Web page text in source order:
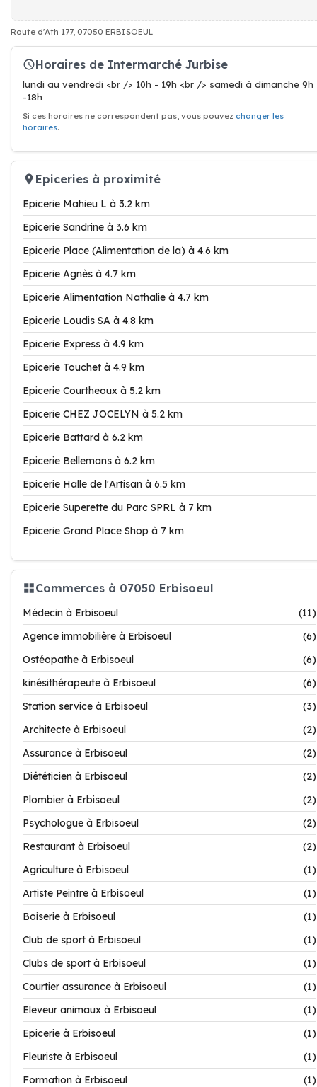
Route d'Ath 177, 07050 ERBISOEUL
Horaires de Intermarché Jurbise
lundi au vendredi <br /> 10h - 19h <br /> samedi à dimanche 9h
-18h
Si ces horaires ne correspondent pas, vous pouvez changer les
horaires.
Epiceries à proximité
Epicerie Mahieu L à 3.2 km
Epicerie Sandrine à 3.6 km
Epicerie Place (Alimentation de la) à 4.6 km
Epicerie Agnès à 4.7 km
Epicerie Alimentation Nathalie à 4.7 km
Epicerie Loudis SA à 4.8 km
Epicerie Express à 4.9 km
Epicerie Touchet à 4.9 km
Epicerie Courtheoux à 5.2 km
Epicerie CHEZ JOCELYN à 5.2 km
Epicerie Battard à 6.2 km
Epicerie Bellemans à 6.2 km
Epicerie Halle de l'Artisan à 6.5 km
Epicerie Superette du Parc SPRL à 7 km
Epicerie Grand Place Shop à 7 km
Commerces à 07050 Erbisoeul
Médecin à Erbisoeul
(11)
Agence immobilière à Erbisoeul
(6)
Ostéopathe à Erbisoeul
(6)
kinésithérapeute à Erbisoeul
(6)
Station service à Erbisoeul
(3)
Architecte à Erbisoeul
(2)
Assurance à Erbisoeul
(2)
Diététicien à Erbisoeul
(2)
Plombier à Erbisoeul
(2)
Psychologue à Erbisoeul
(2)
Restaurant à Erbisoeul
(2)
Agriculture à Erbisoeul
(1)
Artiste Peintre à Erbisoeul
(1)
Boiserie à Erbisoeul
(1)
Club de sport à Erbisoeul
(1)
Clubs de sport à Erbisoeul
(1)
Courtier assurance à Erbisoeul
(1)
Eleveur animaux à Erbisoeul
(1)
Epicerie à Erbisoeul
(1)
Fleuriste à Erbisoeul
(1)
Formation à Erbisoeul
(1)